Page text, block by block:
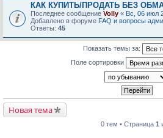
КАК КУПИТЬ/ПРОДАТЬ БЕЗ
Последнее сообщение Volly « Вс, 06 июл
Добавлено в форуме FAQ и вопросы
Ответы: 45
Показать темы за:
Поле сортировки
Новая тема
0 тем • Страница 1